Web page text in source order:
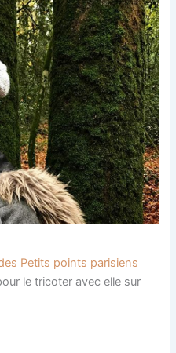
Petits points parisiens
le tricoter avec elle sur